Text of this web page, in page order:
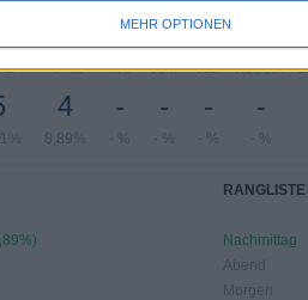
MEHR OPTIONEN
ANZAHL DER SPIELE NACH
APRIL
4
8,89%
MAI
-
- %
JUNI
-
- %
JULI
-
- %
AUGUST
-
- %
Nachmittag
Abend
Morgen